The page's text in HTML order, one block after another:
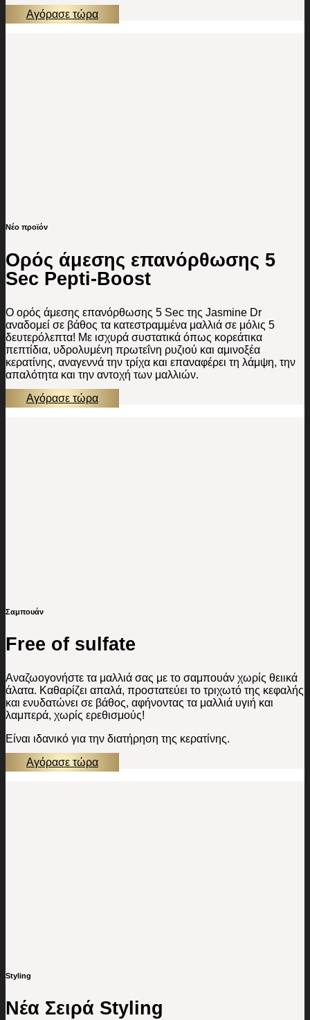
Αγόρασε τώρα
Νέο προϊόν
Ορός άμεσης επανόρθωσης 5
Sec Pepti-Boost
Ο ορός άμεσης επανόρθωσης 5 Sec της Jasmine Dr
αναδομεί σε βάθος τα κατεστραμμένα μαλλιά σε μόλις 5
δευτερόλεπτα! Με ισχυρά συστατικά όπως κορεάτικα
πεπτίδια, υδρολυμένη πρωτεΐνη ρυζιού και αμινοξέα
κερατίνης, αναγεννά την τρίχα και επαναφέρει τη λάμψη, την
απαλότητα και την αντοχή των μαλλιών.
Αγόρασε τώρα
Σαμπουάν
Free of sulfate
Αναζωογονήστε τα μαλλιά σας με το σαμπουάν χωρίς θειικά
άλατα. Καθαρίζει απαλά, προστατεύει το τριχωτό της κεφαλής
και ενυδατώνει σε βάθος, αφήνοντας τα μαλλιά υγιή και
λαμπερά, χωρίς ερεθισμούς!
Είναι ιδανικό για την διατήρηση της κερατίνης.
Αγόρασε τώρα
Styling
Νέα Σειρά Styling